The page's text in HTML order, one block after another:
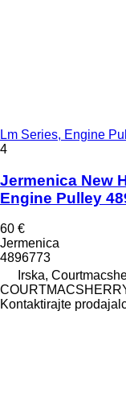
Lm Series, Engine
4
Jermenica New
Engine Pulley
60 €
Jermenica
4896773
Irska,
Kontaktirajte